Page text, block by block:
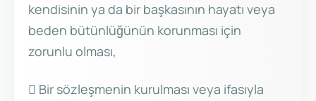
kendisinin ya da bir başkasının hayatı veya
beden bütünlüğünün korunması için
zorunlu olması,
 Bir sözleşmenin kurulması veya ifasıyla